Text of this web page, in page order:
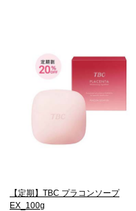
【定期】TBC プラコンソープ
EX_100g